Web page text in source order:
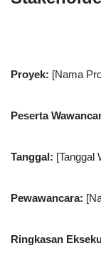
Proyek: [Nama
Peserta
Tanggal: [Tanggal
Pewawancara:
Ringkasan